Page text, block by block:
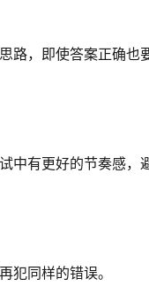
路，即使答案正确也
中有更好的节奏感，
犯同样的错误。